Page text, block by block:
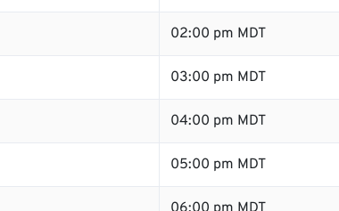
02:00 pm MDT
03:00 pm MDT
04:00 pm MDT
05:00 pm MDT